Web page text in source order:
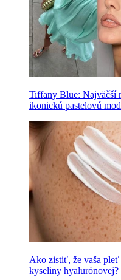
Tiffany Blue: Najväčší
ikonickú pastelovú
Ako zistiť, že vaša
kyseliny